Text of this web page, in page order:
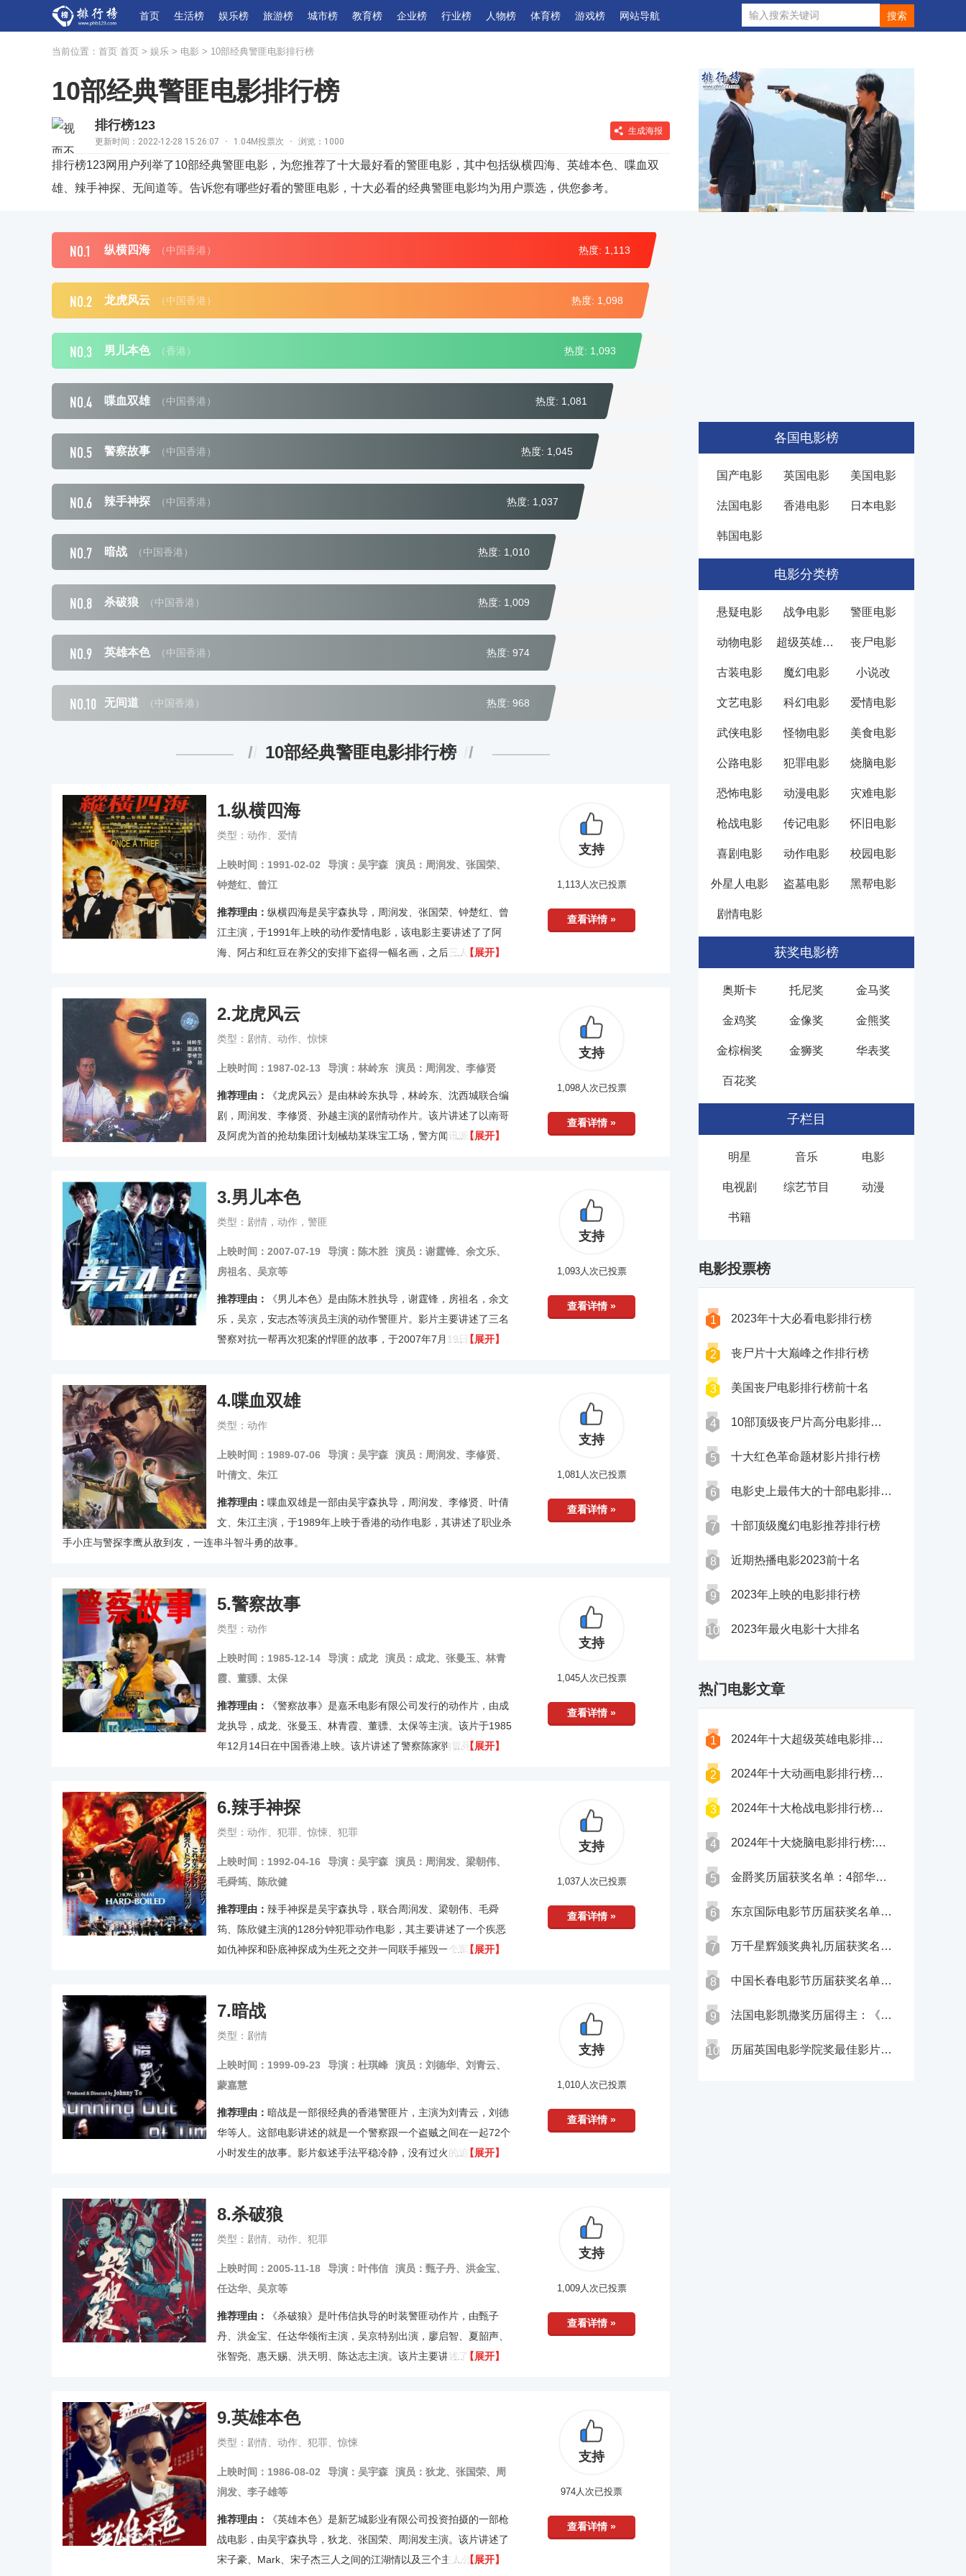
首页 生活榜 娱乐榜 旅游榜 城市榜 教育榜 企业榜 行业榜 人物榜 体育榜 游戏榜 网站导航
当前位置： 首页 首页 > 娱乐 > 电影 > 10部经典警匪电影排行榜
10部经典警匪电影排行榜
排行榜123
更新时间：2022-12-28 15:26:07 · 1.04M投票次 · 浏览：1000
生成海报
排行榜123网用户列举了10部经典警匪电影，为您推荐了十大最好看的警匪电影，其中包括纵横四海、英雄本色、喋血双
雄、辣手神探、无间道等。告诉您有哪些好看的警匪电影，十大必看的经典警匪电影均为用户票选，供您参考。
NO.1 纵横四海 （中国香港） 热度: 1,113
NO.2 龙虎风云 （中国香港） 热度: 1,098
NO.3 男儿本色 （香港） 热度: 1,093
NO.4 喋血双雄 （中国香港） 热度: 1,081
NO.5 警察故事 （中国香港） 热度: 1,045
NO.6 辣手神探 （中国香港） 热度: 1,037
NO.7 暗战 （中国香港） 热度: 1,010
NO.8 杀破狼 （中国香港） 热度: 1,009
NO.9 英雄本色 （中国香港） 热度: 974
NO.10 无间道 （中国香港） 热度: 968
10部经典警匪电影排行榜
1.纵横四海
类型：动作、爱情
上映时间：1991-02-02 导演：吴宇森
演员：周润发、张国荣、
钟楚红、曾江
推荐理由： 纵横四海是吴宇森执导，周润发、张国荣、钟楚红、曾
江主演，于1991年上映的动作爱情电影，该电影主要讲述了了阿
海、阿占和红豆在养父的安排下盗得一幅名画，之后三人因被人设
战和对峙场面外，对男女感情的描写也显得很细腻。
【展开】
支持
1,113人次已投票
查看详情 »
2.龙虎风云
类型：剧情、动作、惊悚
上映时间：1987-02-13 导演：林岭东 演员：周润发、李修贤
推荐理由：
《龙虎风云》是由林岭东执导，林岭东、沈西城联合编
剧，周润发、李修贤、孙越主演的剧情动作片。该片讲述了以南哥
及阿虎为首的抢劫集团计划械劫某珠宝工场，警方闻讯派出探员高
儿也不比《英雄本色》逊色。故事情节跌宕起伏，精彩不断，值得
一看。
【展开】
支持
1,098人次已投票
查看详情 »
3.男儿本色
类型：剧情，动作，警匪
上映时间：2007-07-19 导演：陈木胜
演员：谢霆锋、余文乐、
房祖名、吴京等
推荐理由：
《男儿本色》是由陈木胜执导，谢霆锋，房祖名，余文
乐，吴京，安志杰等演员主演的动作警匪片。影片主要讲述了三名
警察对抗一帮再次犯案的悍匪的故事，于2007年7月19日上映，首
【展开】
支持
1,093人次已投票
查看详情 »
4.喋血双雄
类型：动作
上映时间：1989-07-06 导演：吴宇森
演员：周润发、李修贤、
叶倩文、朱江
推荐理由： 喋血双雄是一部由吴宇森执导，周润发、李修贤、叶倩
文、朱江主演，于1989年上映于香港的动作电影，其讲述了职业杀
手小庄与警探李鹰从敌到友，一连串斗智斗勇的故事。
支持
1,081人次已投票
查看详情 »
5.警察故事
类型：动作
上映时间：1985-12-14 导演：成龙
演员：成龙、张曼玉、林青
霞、董骠、太保
推荐理由：
《警察故事》是嘉禾电影有限公司发行的动作片，由成
龙执导，成龙、张曼玉、林青霞、董骠、太保等主演。该片于1985
年12月14日在中国香港上映。该片讲述了警察陈家驹冒死抓捕大毒
【展开】
支持
1,045人次已投票
查看详情 »
6.辣手神探
类型：动作、犯罪、惊悚、犯罪
上映时间：1992-04-16 导演：吴宇森
演员：周润发、梁朝伟、
毛舜筠、陈欣健
推荐理由： 辣手神探是吴宇森执导，联合周润发、梁朝伟、毛舜
筠、陈欣健主演的128分钟犯罪动作电影，其主要讲述了一个疾恶
如仇神探和卧底神探成为生死之交并一同联手摧毁一个军火集团的
【展开】
支持
1,037人次已投票
查看详情 »
7. 暗战
类型：剧情
上映时间：1999-09-23 导演：杜琪峰
演员：刘德华、刘青云、
蒙嘉慧
推荐理由： 暗战是一部很经典的香港警匪片，主演为刘青云，刘德
华等人。这部电影讲述的就是一个警察跟一个盗贼之间在一起72个
小时发生的故事。影片叙述手法平稳冷静，没有过火的追逐打闹，
【展开】
支持
1,010人次已投票
查看详情 »
8.杀破狼
类型：剧情、动作、犯罪
上映时间：2005-11-18 导演：叶伟信
演员：甄子丹、洪金宝、
任达华、吴京等
推荐理由：
《杀破狼》是叶伟信执导的时装警匪动作片，由甄子
丹、洪金宝、任达华领衔主演，吴京特别出演，廖启智、夏韶声、
张智尧、惠天赐、洪天明、陈达志主演。该片主要讲述了即将退休
映10天票房破500万港币。
【展开】
支持
1,009人次已投票
查看详情 »
9.英雄本色
类型：剧情、动作、犯罪、惊悚
上映时间：1986-08-02 导演：吴宇森
演员：狄龙、张国荣、周
润发、李子雄等
推荐理由：
《英雄本色》是新艺城影业有限公司投资拍摄的一部枪
战电影，由吴宇森执导，狄龙、张国荣、周润发主演。该片讲述了
宋子豪、Mark、宋子杰三人之间的江湖情以及三个主人公各自的挫
【展开】
支持
974人次已投票
查看详情 »
各国电影榜
国产电影 英国电影 美国电影
法国电影 香港电影 日本电影
韩国电影
电影分类榜
悬疑电影 战争电影 警匪电影
动物电影 超级英雄电影 丧尸电影
古装电影 魔幻电影 小说改
文艺电影 科幻电影 爱情电影
武侠电影 怪物电影 美食电影
公路电影 犯罪电影 烧脑电影
恐怖电影 动漫电影 灾难电影
枪战电影 传记电影 怀旧电影
喜剧电影 动作电影 校园电影
外星人电影 盗墓电影 黑帮电影
剧情电影
获奖电影榜
奥斯卡 托尼奖 金马奖
金鸡奖 金像奖 金熊奖
金棕榈奖 金狮奖 华表奖
百花奖
子栏目
明星 音乐 电影
电视剧 综艺节目 动漫
书籍
电影投票榜
1 2023年十大必看电影排行榜
2 丧尸片十大巅峰之作排行榜
3 美国丧尸电影排行榜前十名
4 10部顶级丧尸片高分电影排行榜
5 十大红色革命题材影片排行榜
6 电影史上最伟大的十部电影排行榜
7 十部顶级魔幻电影推荐排行榜
8 近期热播电影2023前十名
9 2023年上映的电影排行榜
10 2023年最火电影十大排名
热门电影文章
1 2024年十大超级英雄电影排行榜：小丑2上榜，第一部口碑翻车
2 2024年十大动画电影排行榜：多部国产电影上榜
3 2024年十大枪战电影排行榜：养蜂人上榜，第一备受好评
4 2024年十大烧脑电影排行榜:第一内地票房最高（堡垒上榜）
5 金爵奖历届获奖名单：4部华语获奖，24年将于6月举办
6 东京国际电影节历届获奖名单：国际A类电影节，尼尔伯格曼获两次
7 万千星辉颁奖典礼历届获奖名单：举办27次，佘诗曼获奖最多
8 中国长春电影节历届获奖名单：18部获金杯奖，秋菊打官司获首奖
9 法国电影凯撒奖历届得主：《老枪》获首届，4位导演获两次奖
10 历届英国电影学院奖最佳影片：4部华语获奖，15届2部同时获奖